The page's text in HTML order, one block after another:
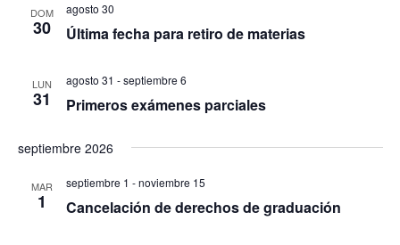
DOM
30 Última fecha para retiro de materias
agosto 30
LUN
31 Primeros exámenes parciales
agosto 31 -septiembre 6
septiembre 2026
MAR
1 Cancelación de derechos de graduación
septiembre 1 -noviembre 15